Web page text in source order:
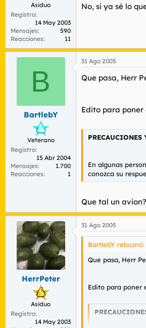
Asiduo
Registro
14 May 2003
Mensajes
590
Reacciones
11
No, si ya sé lo
B
BartlebY
Veterano
Registro
15 Abr 2004
Mensajes
1.700
Reacciones
1
31 Ago 2005
Que pasa, Herr
Edito para poner
PRECAUCIONES
En algunas
conozca su
Que tal un avion?
HerrPeter
Asiduo
Registro
14 May 2003
31 Ago 2005
BartlebY rebuznó:
Que pasa, Herr
Edito para poner